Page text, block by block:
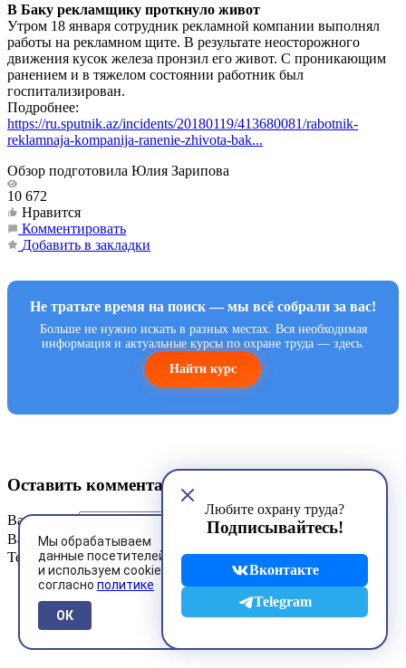
В Баку рекламщику проткнуло живот
Утром 18 января сотрудник рекламной компании выполнял
работы на рекламном щите. В результате неосторожного
движения кусок железа пронзил его живот. С проникающим
ранением и в тяжелом состоянии работник был
госпитализирован.
Подробнее:
https://ru.sputnik.az/incidents/20180119/413680081/rabotnik-
reklamnaja-kompanija-ranenie-zhivota-bak...
Обзор подготовила Юлия Зарипова
10 672
Нравится
Комментировать
Добавить в закладки
Не тратьте время на поиск — мы всё собрали за вас!
Больше не нужно искать в разных местах. Вся необходимая
информация и актуальные курсы по охране труда — здесь.
Найти курс
Оставить комментарий
Ваше имя*
Ваш E-Mail
Текст сообщения*
Мы обрабатываем
данные посетителей
и используем cookies
согласно политике
ОК
Любите охрану труда?
Подписывайтесь!
Вконтакте
Telegram